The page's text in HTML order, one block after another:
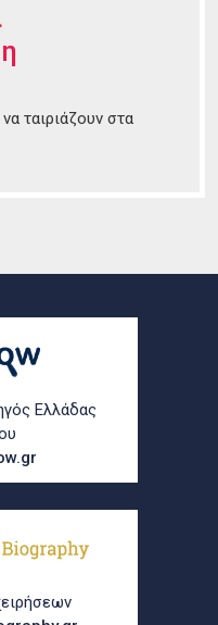
ταιριάζουν στα
Ελλάδας